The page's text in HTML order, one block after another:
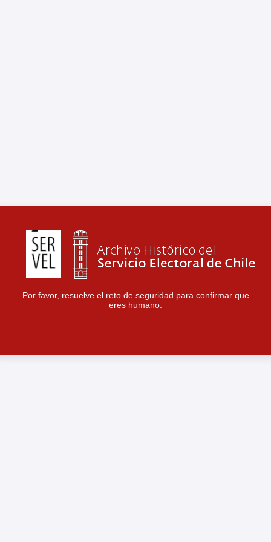
Por favor, resuelve el reto de seguridad para confirmar que
eres humano.